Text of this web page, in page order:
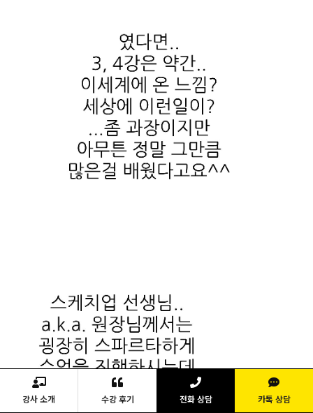
강사 소개 수강 후기 전화 상담 카톡 상담